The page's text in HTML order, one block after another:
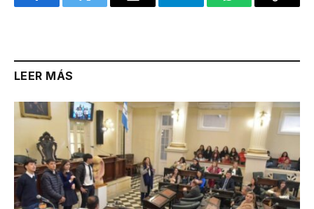
FacebookTwitter Email TelegramWhatsAppCopy
LEER MÁS